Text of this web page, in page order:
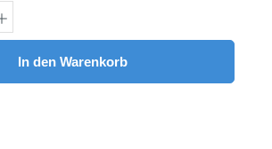
Gib den gewünschten
In den Warenkorb